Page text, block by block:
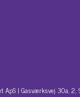
ApS | Gasværksvej 30a,